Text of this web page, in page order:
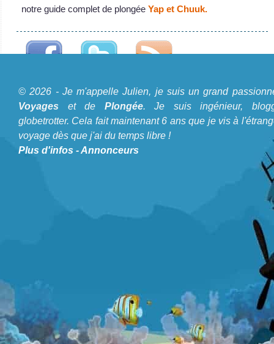
notre guide complet de plongée Yap et Chuuk.
A propos du Blog Plongée
Je m'appelle Julien, je suis un grand passionné deVoyages
et de Plongée
. Je suis ingénieur, bloggeur, globetrotter. Cela
© 2026 - Je m'appelle Julien, je suis un grand
Voyages et de Plongée. Je suis ingénieur,
globetrotter. Cela fait maintenant 6 ans que je vis à
voyage dès que j'ai du temps libre !
Plus d'infos -Annonceurs